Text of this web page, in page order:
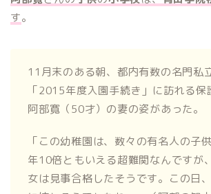
す。
11月末のある朝、都内有数の名門私
「2015年度入園手続き」に訪れる保
阿部寛（50才）の妻の姿があった。
「この幼稚園は、数々の有名人の子
年10倍ともいえる超難関なんですが
女は見事合格したそうです。この日